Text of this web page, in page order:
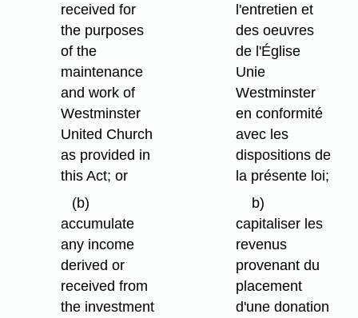
received for
the purposes
of the
maintenance
and work of
Westminster
United Church
as provided in
this Act; or
(b)
accumulate
any income
derived or
received from
the investment
l'entretien et
des oeuvres
de l'Église
Unie
Westminster
en conformité
avec les
dispositions de
la présente loi;
b)
capitaliser les
revenus
provenant du
placement
d'une donation